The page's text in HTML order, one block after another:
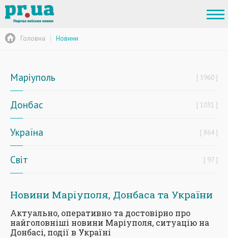
Головна Новини
Маріуполь 5960
Донбас 1031
Україна 864
Світ 97
Новини Маріуполя, Донбаса та України
Актуально, оперативно та достовірно про
найголовніші новини Маріуполя, ситуацію на
Донбасі, події в Україні